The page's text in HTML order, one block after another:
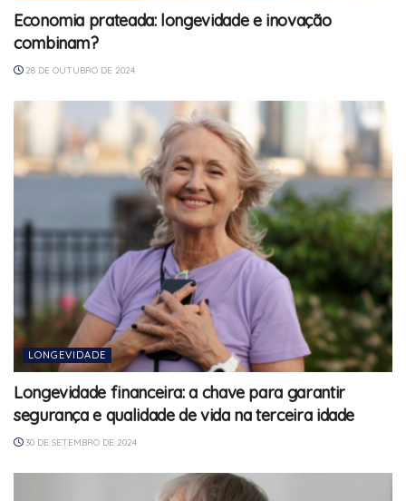
Economia prateada: longevidade e inovação
combinam?
28 DE OUTUBRO DE 2024
LONGEVIDADE
Longevidade financeira: a chave para garantir
segurança e qualidade de vida na terceira idade
30 DE SETEMBRO DE 2024